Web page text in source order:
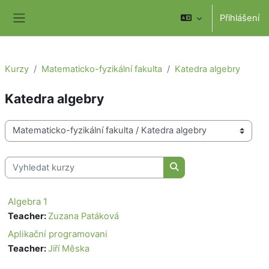
Přihlášení
Kurzy Matematicko-fyzikální fakulta Katedra algebry
Katedra algebry
Kategorie kurzů
Vyhledat kurzy
Vyhledat kurzy
Algebra 1
Teacher: Zuzana Patáková
Aplikační programovani
Teacher:Jiří Měska